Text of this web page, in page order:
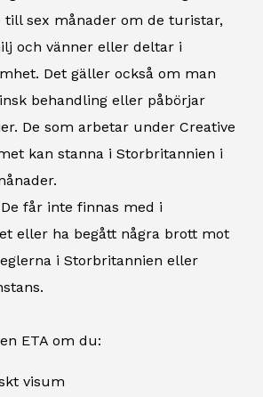
till sex månader om de turistar,
och vänner eller deltar i
Det gäller också om man
behandling eller påbörjar
De som arbetar under Creative
kan stanna i Storbritannien i
får inte finnas med i
eller ha begått några brott mot
i Storbritannien eller
ETA om du:
visum